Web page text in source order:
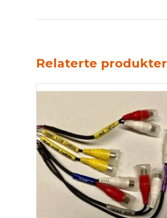
Relaterte produkter